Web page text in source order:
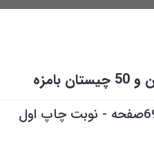
نویسنده :سیمین خدیوزاده - قطع وزیری - 69صفحه - نوبت چاپ اول